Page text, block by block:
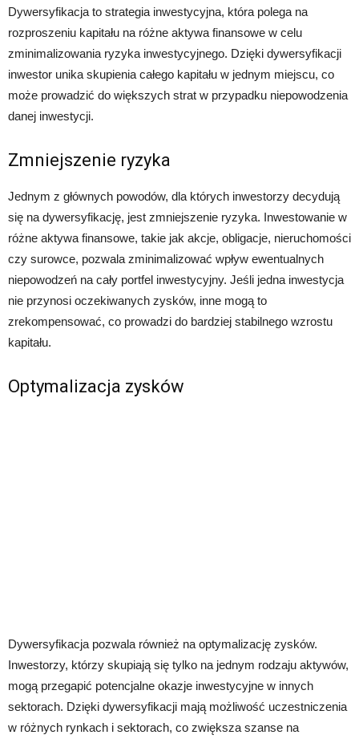
Dywersyfikacja to strategia inwestycyjna, która polega na
rozproszeniu kapitału na różne aktywa finansowe w celu
zminimalizowania ryzyka inwestycyjnego. Dzięki dywersyfikacji
inwestor unika skupienia całego kapitału w jednym miejscu, co
może prowadzić do większych strat w przypadku niepowodzenia
danej inwestycji.
Zmniejszenie ryzyka
Jednym z głównych powodów, dla których inwestorzy decydują
się na dywersyfikację, jest zmniejszenie ryzyka. Inwestowanie w
różne aktywa finansowe, takie jak akcje, obligacje, nieruchomości
czy surowce, pozwala zminimalizować wpływ ewentualnych
niepowodzeń na cały portfel inwestycyjny. Jeśli jedna inwestycja
nie przynosi oczekiwanych zysków, inne mogą to
zrekompensować, co prowadzi do bardziej stabilnego wzrostu
kapitału.
Optymalizacja zysków
Dywersyfikacja pozwala również na optymalizację zysków.
Inwestorzy, którzy skupiają się tylko na jednym rodzaju aktywów,
mogą przegapić potencjalne okazje inwestycyjne w innych
sektorach. Dzięki dywersyfikacji mają możliwość uczestniczenia
w różnych rynkach i sektorach, co zwiększa szanse na